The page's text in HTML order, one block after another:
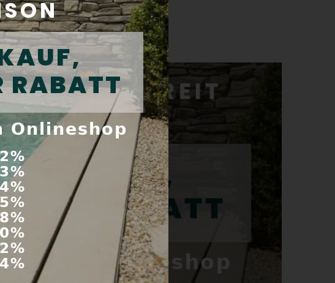
Preis inkl. Mwst:13,20 €
Kaufen